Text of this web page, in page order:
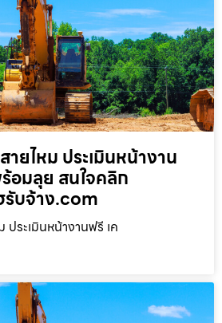
ยไหม ประเมินหน้างาน
อมลุย สนใจคลิก
บจ้าง.com
ประเมินหน้างานฟรี เค